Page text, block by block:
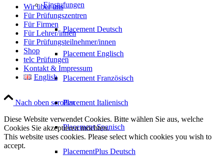
Einstufungen
Placement Deutsch
Placement Englisch
Placement Französisch
Placement Italienisch
Placement Spanisch
PlacementPlus Deutsch
Wir über uns
Für Prüfungszentren
Für Firmen
Für Lehrer/innen
Für Prüfungsteilnehmer/innen
Shop
telc Prüfungen
Kontakt & Impressum
English
Nach oben scrollen
Diese Website verwendet Cookies. Bitte wählen Sie aus, welche
Cookies Sie akzeptieren möchten.
This website uses cookies. Please select which cookies you wish to
accept.